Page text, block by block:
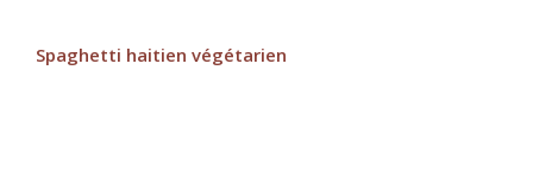
Spaghetti haitien végétarien